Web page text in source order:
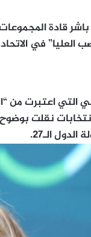
العليا” في
التي اعتبرت
نقلت
الـ27.